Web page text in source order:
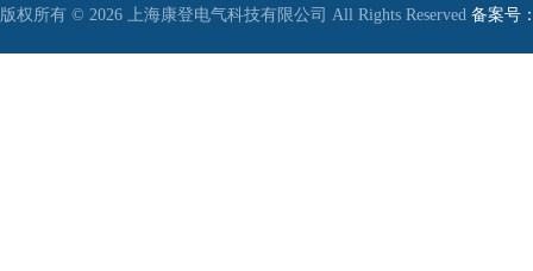
版权所有 © 2026 上海康登电气科技有限公司 All Rights Reserved 备案号